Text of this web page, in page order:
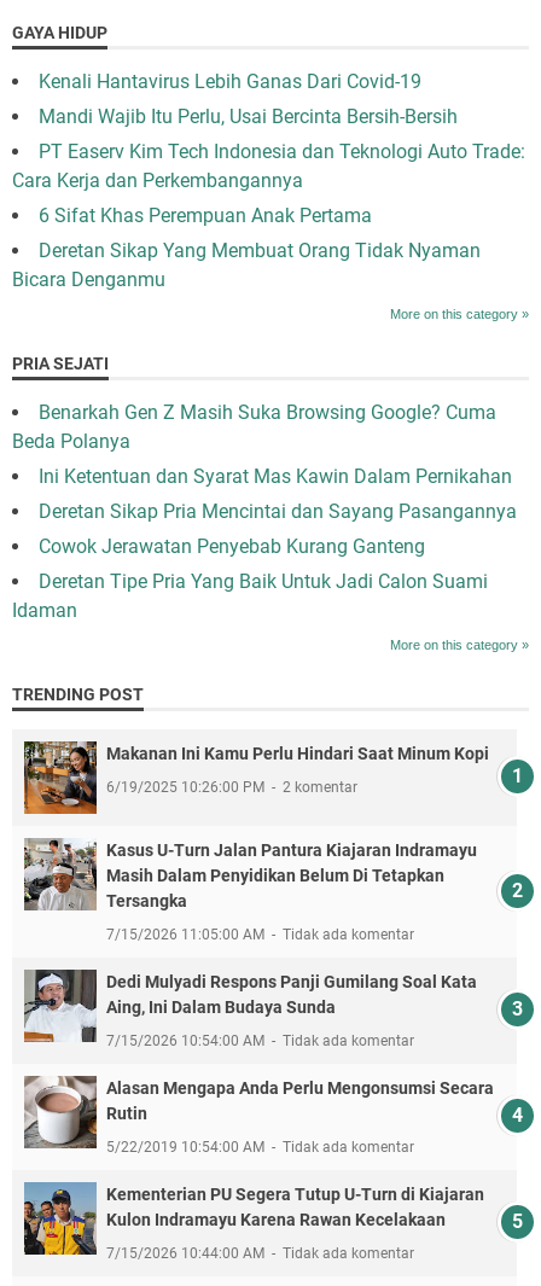
GAYA HIDUP
Kenali Hantavirus Lebih Ganas Dari Covid-19
Mandi Wajib Itu Perlu, Usai Bercinta Bersih-Bersih
PT Easerv Kim Tech Indonesia dan Teknologi Auto Trade:
Cara Kerja dan Perkembangannya
6 Sifat Khas Perempuan Anak Pertama
Deretan Sikap Yang Membuat Orang Tidak Nyaman
Bicara Denganmu
More on this category »
PRIA SEJATI
Benarkah Gen Z Masih Suka Browsing Google? Cuma
Beda Polanya
Ini Ketentuan dan Syarat Mas Kawin Dalam Pernikahan
Deretan Sikap Pria Mencintai dan Sayang Pasangannya
Cowok Jerawatan Penyebab Kurang Ganteng
Deretan Tipe Pria Yang Baik Untuk Jadi Calon Suami
Idaman
More on this category »
TRENDING POST
Makanan Ini Kamu Perlu Hindari Saat Minum Kopi
6/19/2025 10:26:00 PM 2 komentar
Kasus U-Turn Jalan Pantura Kiajaran Indramayu
Masih Dalam Penyidikan Belum Di Tetapkan
Tersangka
7/15/2026 11:05:00 AM Tidak ada komentar
Dedi Mulyadi Respons Panji Gumilang Soal Kata
Aing, Ini Dalam Budaya Sunda
7/15/2026 10:54:00 AM Tidak ada komentar
Alasan Mengapa Anda Perlu Mengonsumsi Secara
Rutin
5/22/2019 10:54:00 AM Tidak ada komentar
Kementerian PU Segera Tutup U-Turn di Kiajaran
Kulon Indramayu Karena Rawan Kecelakaan
7/15/2026 10:44:00 AM Tidak ada komentar